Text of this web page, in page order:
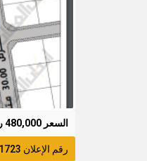
السعر 480,000 ريال
رقم الإعلان 31723